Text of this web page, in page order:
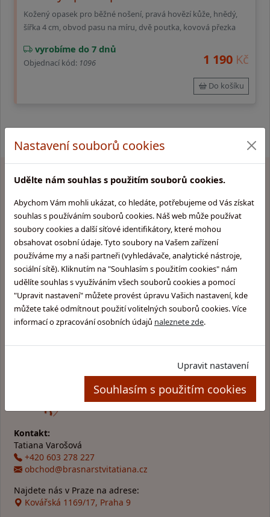
Nastavení souborů cookies
Udělte nám souhlas s použitím souborů cookies.
Abychom Vám mohli ukázat, co hledáte, potřebujeme od Vás získat
souhlas s používáním souborů cookies. Náš web může používat
soubory cookies a další síťové identifikátory, které mohou
obsahovat osobní údaje. Tyto soubory na Vašem zařízení
používáme my a naši partneři (vyhledávače, analytické nástroje,
sociální sítě). Kliknutím na "Souhlasím s použitím cookies" nám
udělíte souhlas s využíváním všech souborů cookies a pomocí
"Upravit nastavení" můžete provést úpravu Vašich nastavení, kde
můžete také odmítnout použití volitelných souborů cookies. Více
informací o zpracování osobních údajů naleznete zde.
Upravit nastavení
Souhlasím s použitím cookies
Kožený opasek pro běžné nošení, pravá hovězí kůže, hnědý,
šířka 4 cm, obvod pasu na míru, dvě poutka, kovová přezka
vyrobíme do 7 dnů
Objednací kód: 1096 1 190 Kč
Do košíku
Pročnakupovat u nás?
Produkty nejvyšší kvality
Vyrobeno v Česku
Vše z pravé kůže
Kontakt:
Tatiana Varošová
+420 603 278 227
obchod@brasnarstvitatiana.cz
Najdete nás v Praze na adrese:
Kovářská 1169/17, Praha 9